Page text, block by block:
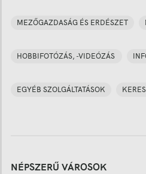
MEZŐGAZDASÁG ÉS ERDÉSZET
HOBBIFOTÓZÁS, -VIDEÓZÁS
EGYÉB SZOLGÁLTATÁSOK
NÉPSZERŰ VÁROSOK